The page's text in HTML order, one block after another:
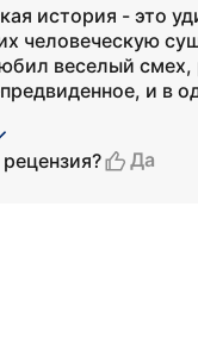
история - это
человеческую
веселый смех,
и в
Да